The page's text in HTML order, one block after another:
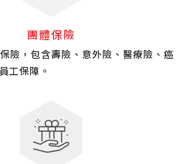
團體保險
險，包含壽險、意外險、醫療險、癌
工保障。